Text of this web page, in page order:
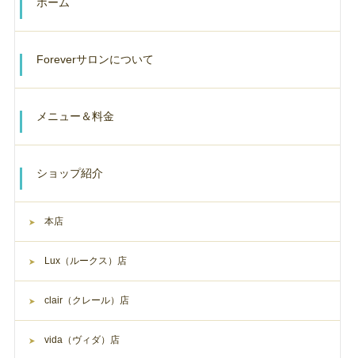
Foreverサロンについて
メニュー＆料金
ショップ紹介
本店
Lux（ルークス）店
clair（クレール）店
vida（ヴィダ）店